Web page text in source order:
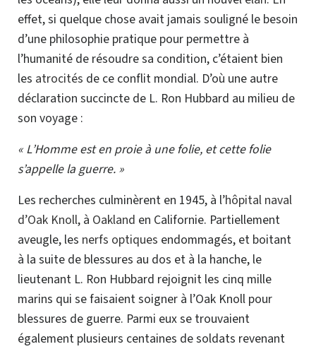
effet, si quelque chose avait jamais souligné le besoin
d’une philosophie pratique pour permettre à
l’humanité de résoudre sa condition, c’étaient bien
les atrocités de ce conflit mondial. D’où une autre
déclaration succincte de L. Ron Hubbard au milieu de
son voyage :
« L’Homme est en proie à une folie, et cette folie
s’appelle la guerre. »
Les recherches culminèrent en 1945, à l’hôpital naval
d’Oak Knoll, à Oakland en Californie. Partiellement
aveugle, les nerfs optiques endommagés, et boitant
à la suite de blessures au dos et à la hanche, le
lieutenant L. Ron Hubbard rejoignit les cinq mille
marins qui se faisaient soigner à l’Oak Knoll pour
blessures de guerre. Parmi eux se trouvaient
également plusieurs centaines de soldats revenant